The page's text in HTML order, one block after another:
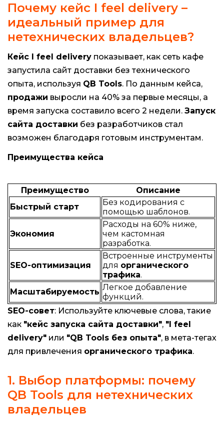
Почему кейс I feel delivery –
идеальный пример для
нетехнических владельцев?
Кейс I feel delivery показывает, как сеть кафе
запустила сайт доставки без технического
опыта, используя QB Tools. По данным кейса,
продажи выросли на 40% за первые месяцы, а
время запуска составило всего 2 недели. Запуск
сайта доставки без разработчиков стал
возможен благодаря готовым инструментам.
Преимущества кейса
Преимущество
Описание
Быстрый старт
Без кодирования с
помощью шаблонов.
Экономия
Расходы на 60% ниже,
чем кастомная
разработка.
SEO-оптимизация
Встроенные инструменты
для органического
трафика.
Масштабируемость Легкое добавление
функций.
SEO-совет: Используйте ключевые слова, такие
как "кейс запуска сайта доставки", "I feel
delivery" или "QB Tools без опыта", в мета-тегах
для привлечения органического трафика.
1. Выбор платформы: почему
QB Tools для нетехнических
владельцев